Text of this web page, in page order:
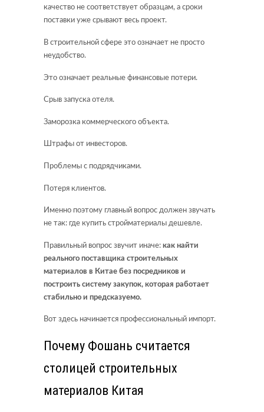
качество не соответствует образцам, а сроки
поставки уже срывают весь проект.
В строительной сфере это означает не просто
неудобство.
Это означает реальные финансовые потери.
Срыв запуска отеля.
Заморозка коммерческого объекта.
Штрафы от инвесторов.
Проблемы с подрядчиками.
Потеря клиентов.
Именно поэтому главный вопрос должен звучать
не так: где купить стройматериалы дешевле.
Правильный вопрос звучит иначе: как найти
реального поставщика строительных
материалов в Китае без посредников и
построить систему закупок, которая работает
стабильно и предсказуемо.
Вот здесь начинается профессиональный импорт.
Почему Фошань считается
столицей строительных
материалов Китая